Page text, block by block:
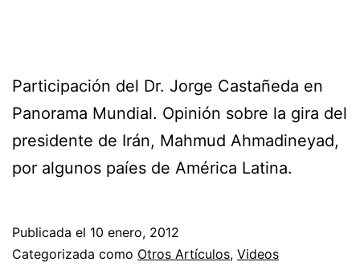
Participación del Dr. Jorge Castañeda en
Panorama Mundial. Opinión sobre la gira del
presidente de Irán, Mahmud Ahmadineyad,
por algunos paíes de América Latina.
Publicada el 10 enero, 2012
Categorizada como Otros Artículos, Videos